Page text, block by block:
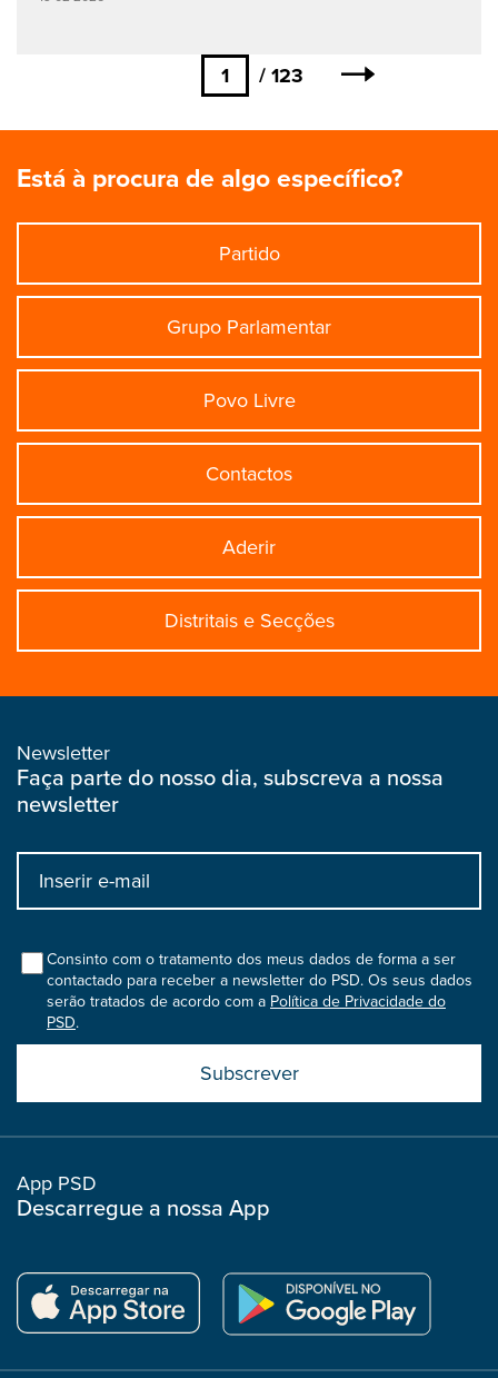
Página
atual
1 123
Próxima
Está à procura de algo específico?
Partido
Grupo Parlamentar
Povo Livre
Contactos
Aderir
Distritais e Secções
Newsletter
Faça parte do nosso dia, subscreva a nossa
newsletter
Input
bootstrap
col Consinto com o tratamento dos meus dados de forma a ser
contactado para receber a newsletter do PSD. Os seus dados
serão tratados de acordo com a Política de Privacidade do
PSD.
boostrap
col
App PSD
Descarregue a nossa App